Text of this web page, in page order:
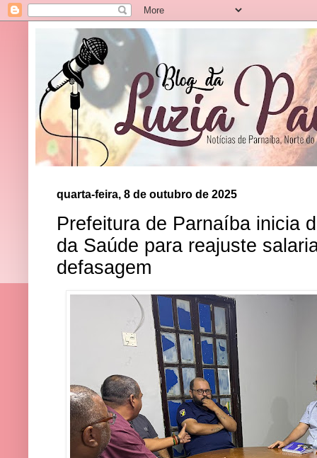
quarta-feira, 8 de outubro de 2025
Prefeitura de Parnaíba inicia
da Saúde para reajuste
defasagem